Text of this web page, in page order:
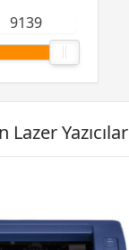
Lazer Yazıcılar